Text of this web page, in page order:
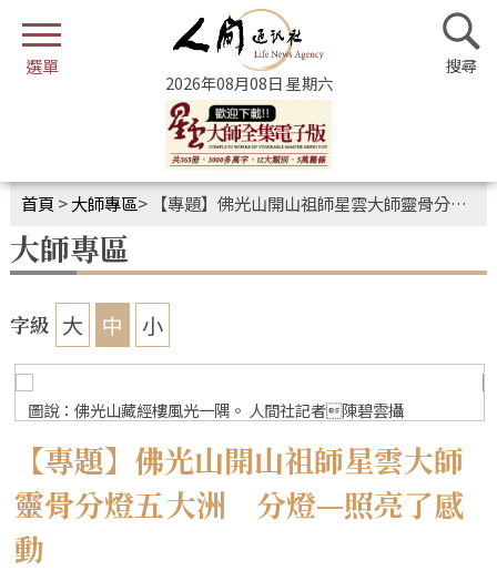
2026年08月08日 星期六
首頁 >大師專區> 【專題】佛光山開山祖師星雲大師靈骨分燈五 大洲 分燈—照亮了感動
大師專區
字級 大 中 小
圖說：佛光山藏經樓風光一隅。 人間社記者陳碧雲攝
【專題】佛光山開山祖師星雲大師
靈骨分燈五 大洲 分燈—照亮了感
動